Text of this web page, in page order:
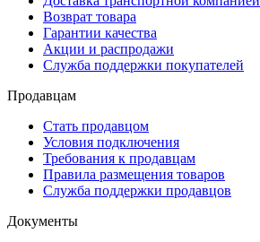
Возврат товара
Гарантии качества
Акции и распродажи
Служба поддержки покупателей
Продавцам
Стать продавцом
Условия подключения
Требования к продавцам
Правила размещения товаров
Служба поддержки продавцов
Документы